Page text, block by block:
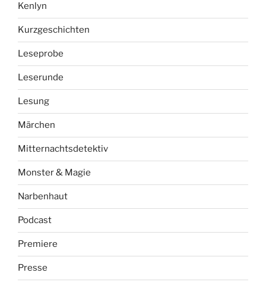
Kenlyn
Kurzgeschichten
Leseprobe
Leserunde
Lesung
Märchen
Mitternachtsdetektiv
Monster & Magie
Narbenhaut
Podcast
Premiere
Presse